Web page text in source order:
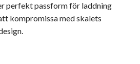
perfekt passform för laddning
kompromissa med skalets